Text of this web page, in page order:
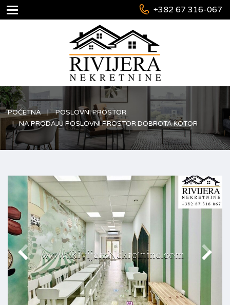
+382 67 316-067
POČETNA
POSLOVNI PROSTOR
NA PRODAJU POSLOVNI PROSTOR DOBROTA KOTOR